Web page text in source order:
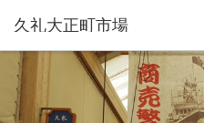
久礼大正町市場